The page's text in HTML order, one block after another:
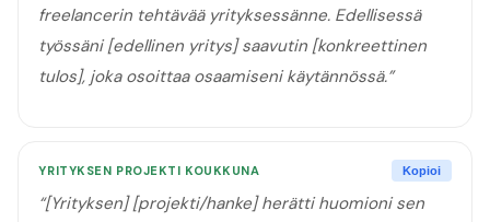
freelancerin tehtävää yrityksessänne. Edellisessä
työssäni [edellinen yritys] saavutin [konkreettinen
tulos], joka osoittaa osaamiseni käytännössä.”
YRITYKSEN PROJEKTI KOUKKUNA Kopioi
“[Yrityksen] [projekti/hanke] herätti huomioni sen